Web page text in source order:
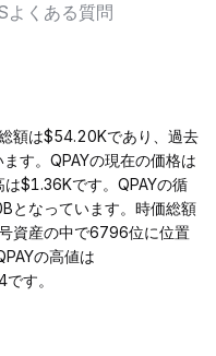
よくある質問
額は$54.20Kであり、過去
す。QPAYの現在の価格は
$1.36Kです。QPAYの循
となっています。時価総額
資産の中で6796位に位置
の高値は
す。